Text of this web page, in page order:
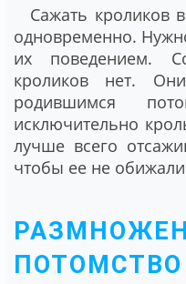
Сажать кроликов
одновременно.
их поведением.
кроликов нет.
родившимся
исключительно
лучше всего
чтобы ее не
ПОТОМСТВО